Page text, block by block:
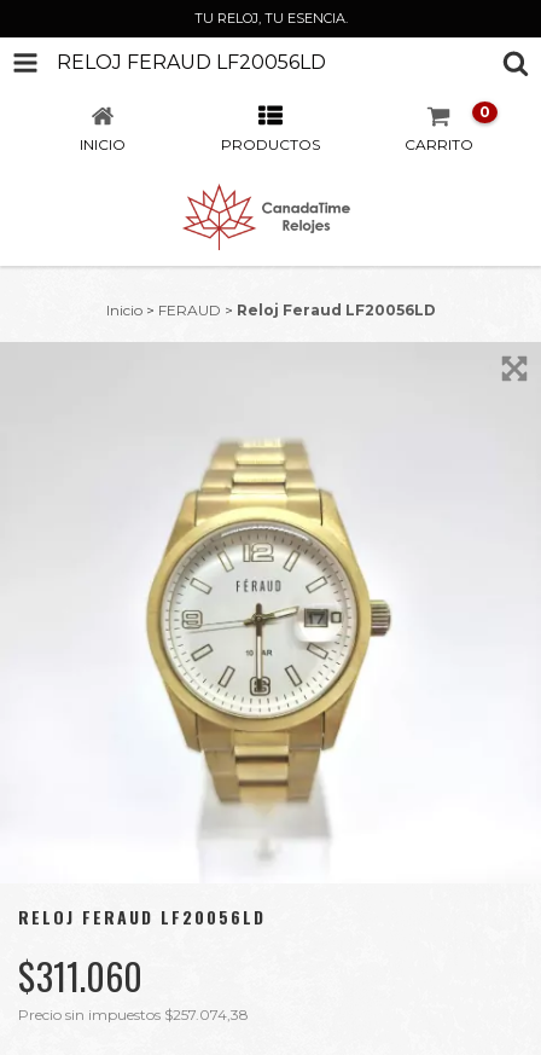
TU RELOJ, TU ESENCIA.
RELOJ FERAUD LF20056LD
INICIO PRODUCTOS CARRITO
0
Inicio > FERAUD > Reloj Feraud LF20056LD
RELOJ FERAUD LF20056LD
$311.060
Precio sin impuestos $257.074,38